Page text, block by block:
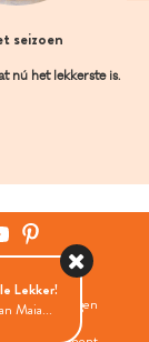
seizoen
nú het lekkerste is.
instellingen
Lekker!
Maia...